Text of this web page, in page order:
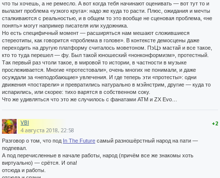
что ты хочешь, а не ремесло. А вот когда тебя начинают оценивать — вот тут то и
вылазит проблема «узкого круга»: надо же куда то расти. Плюс, ожидания и мечты
сталкиваются с реальностью, и в общем то это вообще не сценовая проблема, «не
понять» могут например писателя или художника.
Но есть специфичный момент — расширяться нам мешают сложившиеся
стереотипы, как говорится «проблема в голове». В контексте демосцены даже
переходить на другую платформу считалось моветоном. ПэЦэ мастай и все такое,
кто то туда перешел — фу. Был такой юношеский «нонконформизм», протестный.
Так первый раз чтоли такое, в мировой то истории, в частности в музыке
прослеживается. Многие «протестовали», очень многих не понимали, и даже
осуждали за «неподобающие» увлечения. И где теперь эти «протесты»: одни
движения «постарели» и превратились натурально в мэйнстрим, другие — куда то
испарились, или скорее: тихо варятся в собственном соку.
Что же удивляться что это же случилось с фанатами ATM и ZX Evo…
+2
VBI
4 августа 2018, 22:58
Разговор о том, что под In The Future самый разношёрстный народ на пати —
подпевал.
А под перечисленные в начале работы, народ (причём все же знакомы хоть
виртуально) — срётся. И опа!
отсюда и работы.